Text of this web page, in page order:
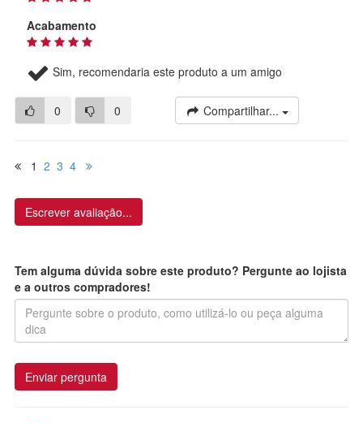
Acabamento
Sim, recomendaria este produto a um amigo
0 0 Compartilhar...
1 2 3 4
Escrever avaliação...
Tem alguma dúvida sobre este produto? Pergunte ao lojista
e a outros compradores!
Enviar pergunta